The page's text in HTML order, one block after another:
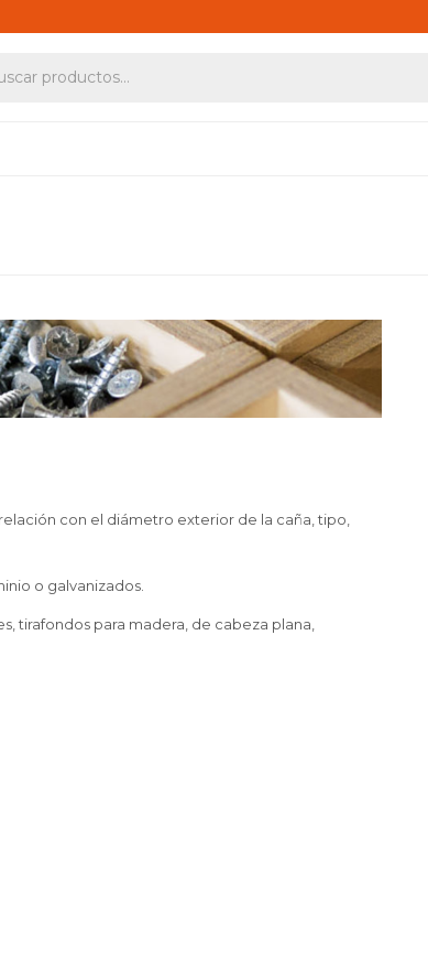
con el diámetro exterior de la caña, tipo,
o galvanizados.
tirafondos para madera, de cabeza plana,